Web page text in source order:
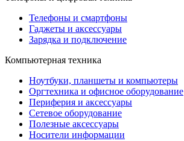
Телефоны и смартфоны
Гаджеты и аксессуары
Зарядка и подключение
Компьютерная техника
Ноутбуки, планшеты и компьютеры
Оргтехника и офисное оборудование
Периферия и аксессуары
Cетевое оборудование
Полезные аксессуары
Носители информации